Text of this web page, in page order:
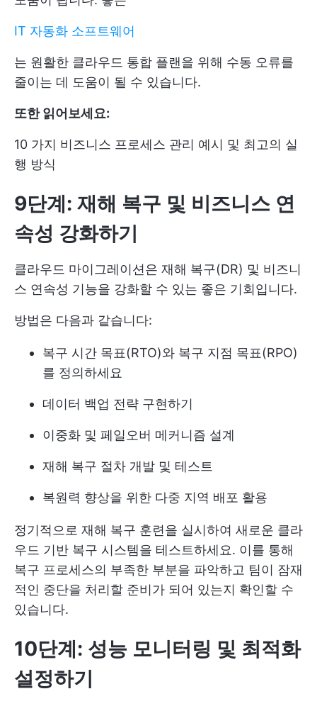
IT 자동화 소프트웨어
는 원활한 클라우드 통합 플랜을 위해 수동 오류를
줄이는 데 도움이 될 수 있습니다.
또한 읽어보세요:
10 가지 비즈니스 프로세스 관리 예시 및 최고의 실
행 방식
9단계: 재해 복구 및 비즈니스 연
속성 강화하기
클라우드 마이그레이션은 재해 복구(DR) 및 비즈니
스 연속성 기능을 강화할 수 있는 좋은 기회입니다.
방법은 다음과 같습니다:
복구 시간 목표(RTO)와 복구 지점 목표(RPO)
를 정의하세요
데이터 백업 전략 구현하기
이중화 및 페일오버 메커니즘 설계
재해 복구 절차 개발 및 테스트
복원력 향상을 위한 다중 지역 배포 활용
정기적으로 재해 복구 훈련을 실시하여 새로운 클라
우드 기반 복구 시스템을 테스트하세요. 이를 통해
복구 프로세스의 부족한 부분을 파악하고 팀이 잠재
적인 중단을 처리할 준비가 되어 있는지 확인할 수
있습니다.
10단계: 성능 모니터링 및 최적화
설정하기